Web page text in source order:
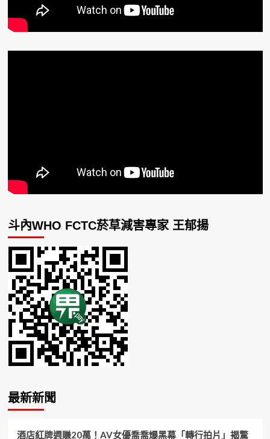
斗內WHO FCTC菸草減害專家 王郁揚
最新新聞
酒店紅牌週賺20萬！AV女優喬喬爆黑幕「轉行拍片」揭驚